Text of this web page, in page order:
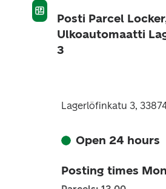
Posti Parcel
Ulkoautomaatti
3
Lagerlöfinkatu 3,
Open 24 hours
Posting times